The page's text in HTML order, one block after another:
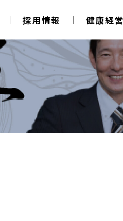
採用情報 健康経営